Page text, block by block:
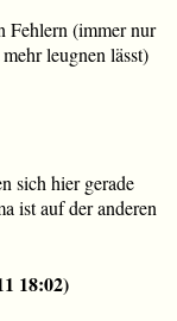
Fehlern (immer nur
leugnen lässt)
sich hier gerade
ist auf der anderen
18:02)